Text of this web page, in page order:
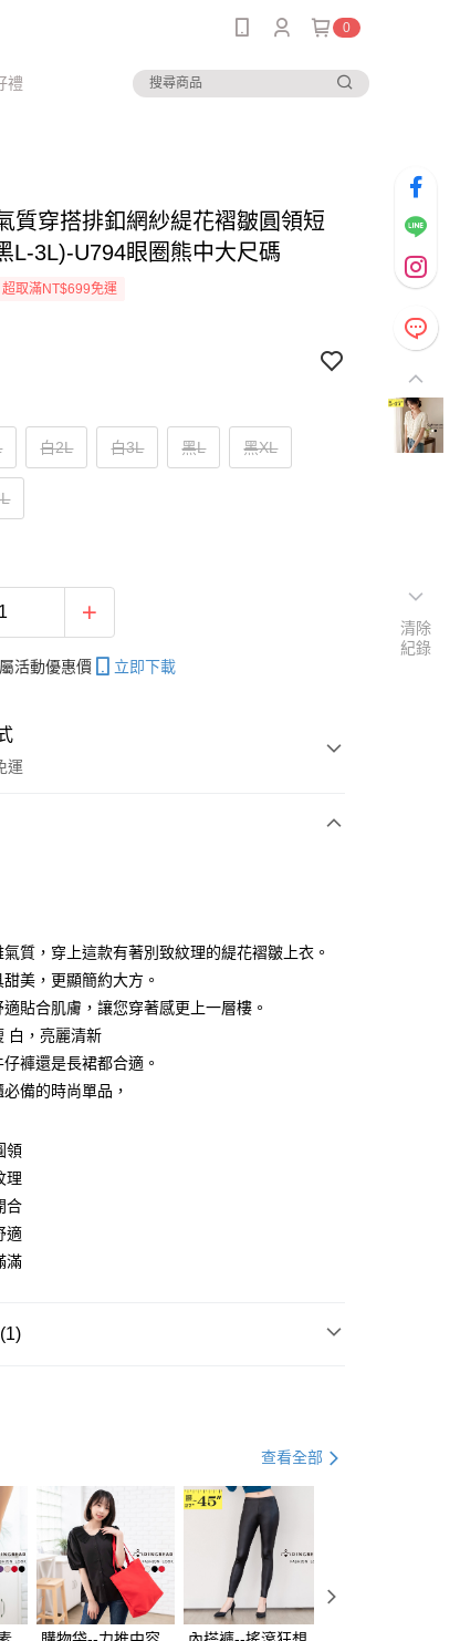
0
禮
質穿搭排釦網紗緹花褶皺圓領短
L-3L)-U794眼圈熊中大尺碼
超取滿NT$699免運
白2L 白3L 黑L 黑XL
活動優惠價 立即下載
運
說明】
大提供，台灣大哥大用戶可立即使用無須另外申請。
分期數及費用金額請依後續交易確認頁面所載為準。
MONEY」等通路繳費。
灣大哥大股份有限公司」（以下簡稱本公司）所提供，讓
透過本服務購買商品或服務，並由商店將買賣／分期付
與本公司後，依約使用本公司帳單繳交帳款。
「大哥付你分期」之契約關係目的，商店將以您的個人
話或地址）提供予台灣大哥大進項蒐集、處理及利
「在收到商品之後才付款」的支付方式。 讓您購物簡單
號碼，簡訊認證，即可結帳。
品／服務後，再付款。
擇「AFTEE先享後付」後，將跳轉至「AFTEE先享後
行簡訊認證並確認金額後，即可完成結帳。
，您將收到繳費通知簡訊。
簡訊後14天內，點擊此簡訊中的連結，可透過四大超商
／等多元方式進行付款，方視為交易完成。
續完成當下不需立刻繳費，但若您需要取消訂單，請聯
未經商家同意取消之訂單仍視為有效，需透過AFTEE
費用。
「AFTEE先享後付 」之結帳頁面顯示為準，若有關於
含以上)免運費
含以上)免運費
質，穿上這款有著別致紋理的緹花褶皺上衣。
美，更顯簡約大方。
貼合肌膚，讓您穿著感更上一層樓。
白，亮麗清新
褲還是長裙都合適。
備的時尚單品，
領
理
合
適
滿
查看全部
清除
紀錄